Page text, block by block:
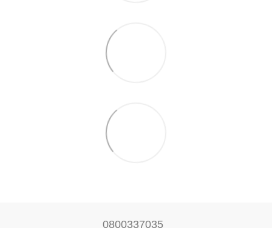
0800337035